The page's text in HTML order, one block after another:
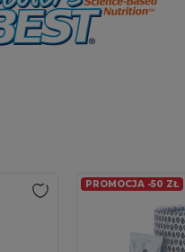
PROMOCJA -50 ZŁ